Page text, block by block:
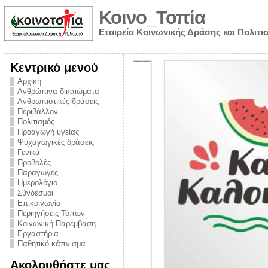
Κοινο_Τοπία
Εταιρεία Κοινωνικής Δράσης και
Κεντρικό μενού
Αρχική
Ανθρώπινα δικαιώματα
Ανθρωπιστικές δράσεις
Περιβάλλον
Πολιτισμός
Προαγωγή υγείας
Ψυχαγωγικές δράσεις
Γενικά
Προβολές
Παραγωγές
Ημερολόγιο
Σύνδεσμοι
Επικοινωνία
Περιηγήσεις Τόπων
Κοινωνική Παρέμβαση
Εργαστήρια
Παθητικό κάπνισμα
Ακολουθήστε μας
από την
την ημέρα
και
στο
Πρόληψης